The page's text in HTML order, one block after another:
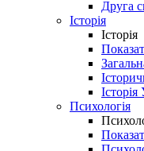
Друга
Історія
Історія
Історія
Психологія